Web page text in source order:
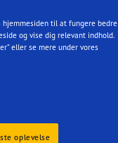
hjemmesiden til at fungere bedre
og vise dig relevant indhold.
eller se mere under vores
oplevelse